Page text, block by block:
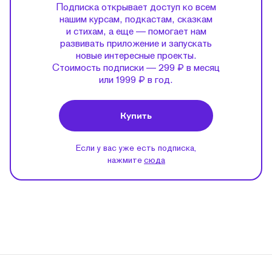
Подписка открывает доступ ко всем
нашим курсам, подкастам, сказкам
и стихам, а еще — помогает нам
развивать приложение и запускать
новые интересные проекты.
Стоимость подписки — 299 ₽ в месяц
или 1999 ₽ в год.
Купить
Если у вас уже есть подписка,
нажмите сюда